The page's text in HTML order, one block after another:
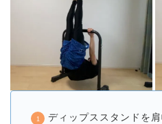
ディップススタンドを